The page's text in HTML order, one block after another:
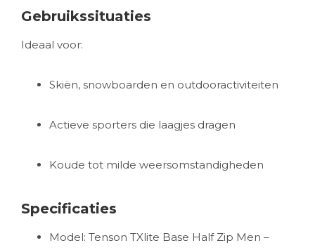
Gebruikssituaties
Ideaal voor:
Skiën, snowboarden en outdooractiviteiten
Actieve sporters die laagjes dragen
Koude tot milde weersomstandigheden
Specificaties
Model: Tenson TXlite Base Half Zip Men –